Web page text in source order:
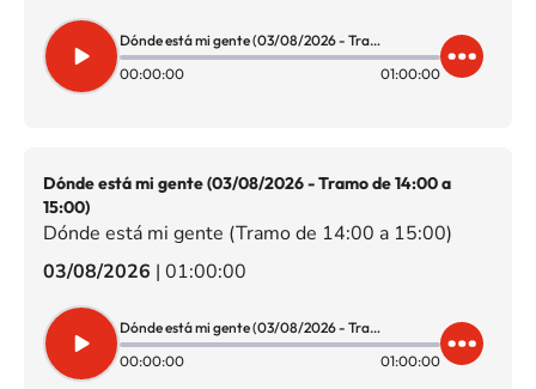
Dónde está mi gente (03/08/2026 - Tramo de 15:00 a 16:00)
00:00:00
01:00:00
Dónde está mi gente (03/08/2026 - Tramo de 14:00 a
15:00)
Dónde está mi gente (Tramo de 14:00 a 15:00)
03/08/2026 | 01:00:00
Dónde está mi gente (03/08/2026 - Tramo de 14:00 a 15:00)
00:00:00
01:00:00